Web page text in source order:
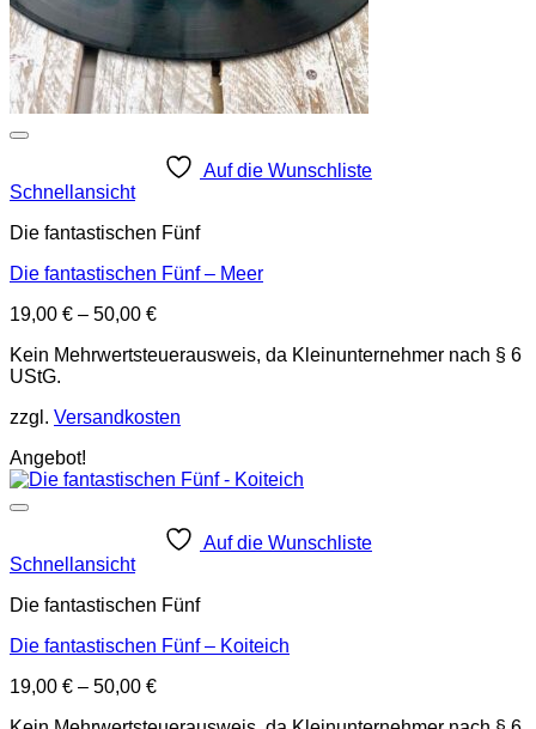
Auf die Wunschliste
Schnellansicht
Die fantastischen Fünf
Die fantastischen Fünf – Meer
19,00 € – 50,00 €
Kein Mehrwertsteuerausweis, da Kleinunternehmer nach § 6
UStG.
zzgl. Versandkosten
Angebot!
Auf die Wunschliste
Schnellansicht
Die fantastischen Fünf
Die fantastischen Fünf – Koiteich
19,00 € – 50,00 €